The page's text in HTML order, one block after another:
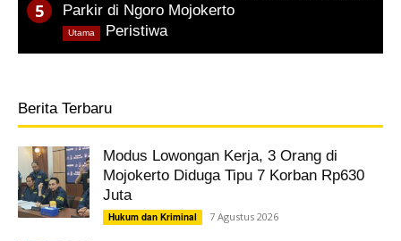
Parkir di Ngoro Mojokerto
Peristiwa
Utama
Berita Terbaru
Modus Lowongan Kerja, 3 Orang di
Mojokerto Diduga Tipu 7 Korban Rp630
Juta
Hukum dan Kriminal 7 Agustus 2026